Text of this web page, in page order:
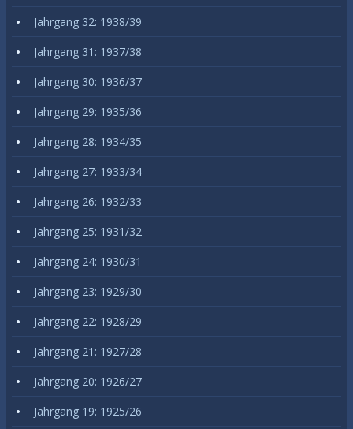
Jahrgang 32: 1938/39
Jahrgang 31: 1937/38
Jahrgang 30: 1936/37
Jahrgang 29: 1935/36
Jahrgang 28: 1934/35
Jahrgang 27: 1933/34
Jahrgang 26: 1932/33
Jahrgang 25: 1931/32
Jahrgang 24: 1930/31
Jahrgang 23: 1929/30
Jahrgang 22: 1928/29
Jahrgang 21: 1927/28
Jahrgang 20: 1926/27
Jahrgang 19: 1925/26